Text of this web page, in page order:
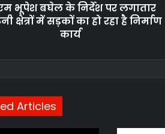
भूपेश बघेल के निर्देश पर लगातार
क्षेत्रों में सड़कों का हो रहा है निर्माण
कार्य
Articles